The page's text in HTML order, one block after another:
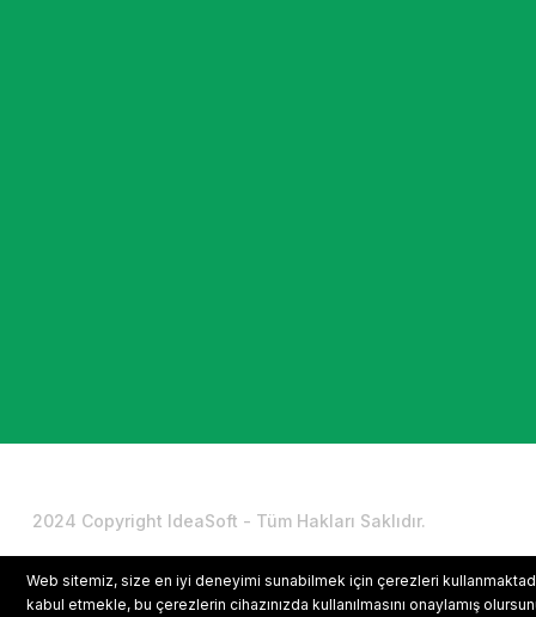
Web sitemiz, size en iyi deneyimi sunabilmek için çerezleri
kabul etmekle, bu çerezlerin cihazınızda kullanılmasını onaylamış
2024 Copyright IdeaSoft - Tüm Hakları Saklıdır.